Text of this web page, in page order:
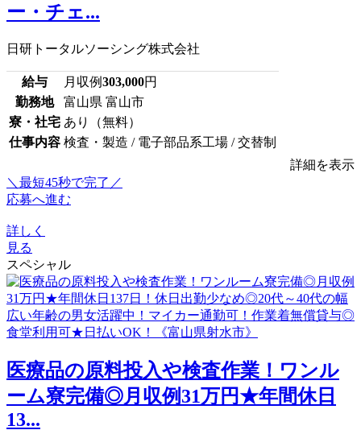
ー・チェ...
日研トータルソーシング株式会社
給与 月収例303,000円
勤務地
富山県 富山市
寮・社宅 あり（無料）
仕事内容 検査・製造 / 電子部品系工場 / 交替制
詳細を表示
＼最短45秒で完了／
応募へ進む
詳しく
見る
スペシャル
医療品の原料投入や検査作業！ワンル
ーム寮完備◎月収例31万円★年間休日
13...